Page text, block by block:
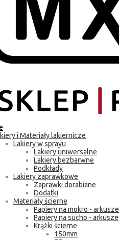
i Materiały lakiernicze
Lakiery w sprayu
Lakiery uniwersalne
Lakiery bezbarwne
Podkłady
Lakiery zaprawkowe
Zaprawki dorabiane
Dodatki
Materiały ścierne
Papiery na mokro - arkusze
Papiery na sucho - arkusze
Krążki ścierne
150mm